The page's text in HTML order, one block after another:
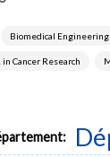
Biomedical Engineering
in Cancer Research